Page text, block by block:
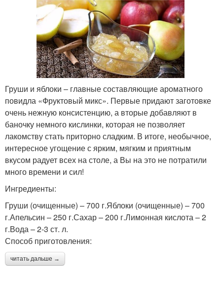
Груши и яблоки – главные составляющие ароматного
повидла «Фруктовый микс». Первые придают заготовке
очень нежную консистенцию, а вторые добавляют в
баночку немного кислинки, которая не позволяет
лакомству стать приторно сладким. В итоге, необычное,
интересное угощение с ярким, мягким и приятным
вкусом радует всех на столе, а Вы на это не потратили
много времени и сил!
Ингредиенты:
Груши (очищенные) – 700 г.Яблоки (очищенные) – 700
г.Апельсин – 250 г.Сахар – 200 г.Лимонная кислота – 2
г.Вода – 2-3 ст. л.
Способ приготовления:
читать дальше →